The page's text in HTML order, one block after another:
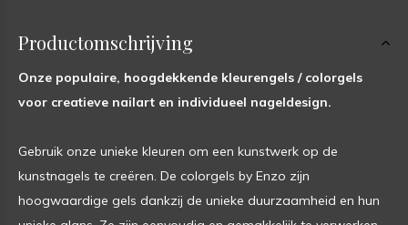
Productomschrijving
Onze populaire, hoogdekkende kleurengels / colorgels
voor creatieve nailart en individueel nageldesign.
Gebruik onze unieke kleuren om een kunstwerk op de
kunstnagels te creëren. De colorgels by Enzo zijn
hoogwaardige gels dankzij de unieke duurzaamheid en hun